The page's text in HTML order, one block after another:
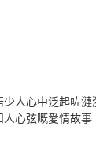
人心中泛起咗
心弦嘅愛情故